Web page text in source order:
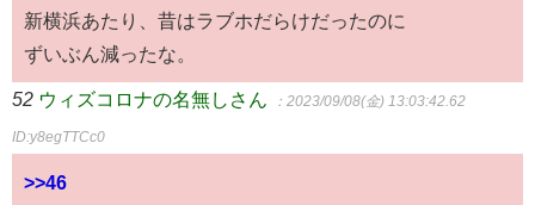
新横浜あたり、昔はラブホだらけだったのに
ずいぶん減ったな。
52 ウィズコロナの名無しさん ：2023/09/08(金) 13:03:42.62
ID:y8egTTCc0
>>46